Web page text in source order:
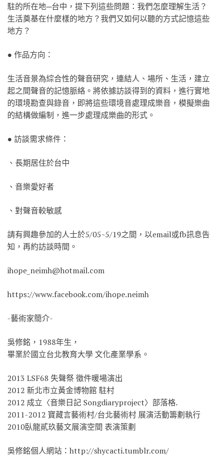
駐的所在地─台中，提下列這些問題：我們怎麼理解生活？
生活奠基在什麼樣的地方？我們又如何以聽的方式記憶這些
地方？
● 作品方向：
生活音景為綜合性的聲音研究，連結人、場所、生活，建立
起之間聲音的記憶脈絡。將依據訪談得到的資料，進行實地
的環境勘查與錄音，即將這些環境音處理成樂音，模擬樂曲
的結構做編制，進一步處理成樂曲的形式。
● 訪談需求條件：
、長期居住於台中
、音樂愛好者
、對聲音較敏感
請有興趣參加的人士於5/05~5/19之間，以email或fb訊息告
知，再約訪談時間。
ihope_neimh@hotmail.com
https://www.facebook.com/ihope.neimh
-藝術家簡介-
吳修銘，1988年生，
畢業於國立台北教育大學 文化產業學系。
2013 LSF68 失聲祭 徵件暖場演出
2012 新北市立黃金博物館 駐村
2012 成立〈音樂日記 Songdiaryproject〉部落格.
2011-2012 寶藏言藝術村/台北藝術村 展演活動籌劃執行
2010臥龍貳玖藝文展演空間 表演策劃
吳修銘個人網站：http://shycacti.tumblr.com/